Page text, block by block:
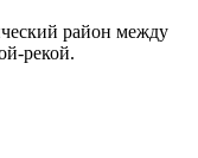
район между
рекой.